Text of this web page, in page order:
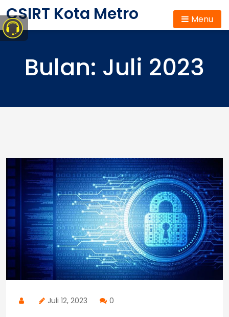
to
content
CSIRT Kota Metro Menu
Bulan: Juli 2023
Juli 12, 2023 0